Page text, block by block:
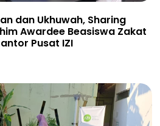
dan Ukhuwah, Sharing
Awardee Beasiswa Zakat
Pusat IZI